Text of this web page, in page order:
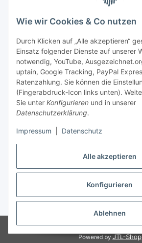
Alle akzeptieren
Konfigurieren
Ablehnen
Wie wir Cookies & Co nutzen
Durch Klicken auf „Alle akzeptieren“
Einsatz folgender Dienste auf unserer
notwendig, YouTube,
uptain, Google Tracking, PayPal
Ratenzahlung. Sie können die
(Fingerabdruck-Icon links unten).
Sie unter Konfigurieren und in unserer
Datenschutzerklärung.
Impressum Datenschutz
Mehr über
Bequem zahlen
Vertrag widerrufen
* Die Preise können im Online-Shop und im
** Ausgenommen Erde-, Substrat- und
© 1995-2026,
Powered by JTL-Shop